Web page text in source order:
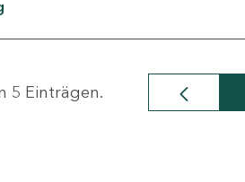
5 Einträgen.